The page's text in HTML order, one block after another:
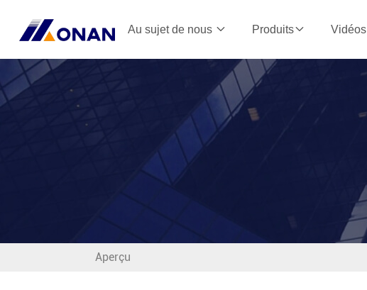
Au sujet de nous Produits Vidéos
Aperçu